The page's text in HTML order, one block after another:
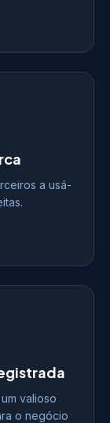
a usá-
valioso
o negócio